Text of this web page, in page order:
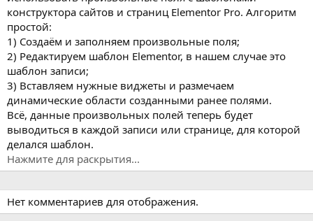
конструктора сайтов и страниц Elementor Pro. Алгоритм
простой:
1) Создаём и заполняем произвольные поля;
2) Редактируем шаблон Elementor, в нашем случае это
шаблон записи;
3) Вставляем нужные виджеты и размечаем
динамические области созданными ранее полями.
Всё, данные произвольных полей теперь будет
выводиться в каждой записи или странице, для которой
делался шаблон.
Нажмите для раскрытия...
Нет комментариев для отображения.